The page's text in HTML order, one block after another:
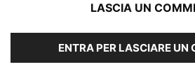
LASCIA UN
ENTRA PER LASCIARE UN